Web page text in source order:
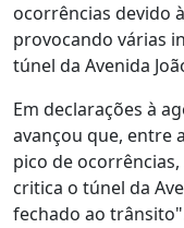
ocorrências devido
provocando várias
túnel da Avenida
Em declarações à
avançou que, entre
pico de
critica o túnel da
fechado ao